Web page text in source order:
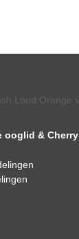
ooglid & Cherry